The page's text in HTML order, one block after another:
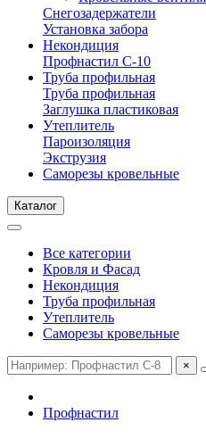
Снегозадержатели
Установка забора
Некондиция
Профнастил С-10
Труба профильная
Труба профильная
Заглушка пластиковая
Утеплитель
Пароизоляция
Экструзия
Саморезы кровельные
Каталог
Все категории
Кровля и Фасад
Некондиция
Труба профильная
Утеплитель
Саморезы кровельные
×
Профнастил